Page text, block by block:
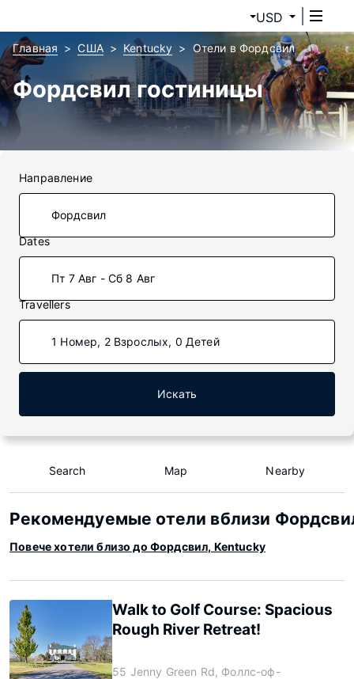
USD
Главная США Kentucky Отели в Фордсвил
Фордсвил гостиницы
Направление
Dates
Пт 7 Авг - Сб 8 Авг
Travellers
1 Номер, 2 Взрослых, 0 Детей
Искать
Search Map Nearby
Рекомендуемые отели вблизи
Повече хотели близо до Фордсвил, Kentucky
Walk to Golf Course: Spacious
Rough River Retreat!
55 Jenny Green Rd, Фоллс-оф-